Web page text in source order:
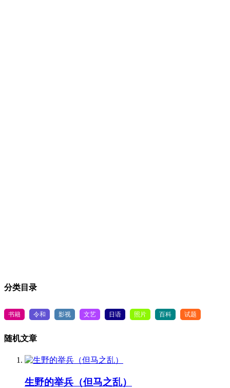
分类目录
书籍 令和 影视 文艺 日语 照片 百科 试题
随机文章
生野的举兵（但马之乱）